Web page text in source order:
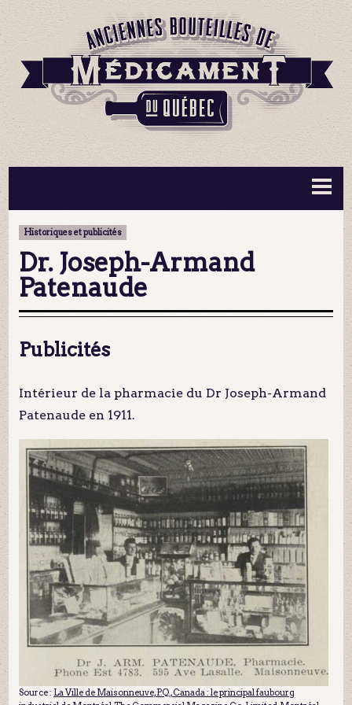
BOUTEILLES ▼
MA COLLECTION
CONTACT
Historiques et publicités
Dr. Joseph-Armand
Patenaude
Publicités
Intérieur de la pharmacie du Dr Joseph-Armand
Patenaude en 1911.
Source : La Ville de Maisonneuve, P.Q., Canada : le principal faubourg